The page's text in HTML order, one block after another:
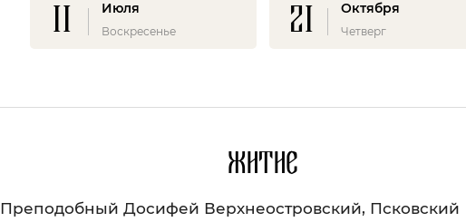
11 Июля
Воскресенье 21 Октября
Четверг
Житие
Преподобный Досифей Верхнеостровский, Псковский